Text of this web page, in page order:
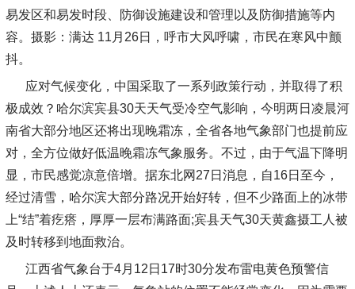
易发区和易发时段、防御设施建设和管理以及防御措施等内
容。摄影：满达 11月26日，呼市大风呼啸，市民在寒风中颤
抖。
应对气候变化，中国采取了一系列政策行动，并取得了积
极成效？哈尔滨宾县30天天气受冷空气影响，今明两日凌晨河
南省大部分地区还将出现晚霜冻，全省各地气象部门也提前应
对，全方位做好低温晚霜冻气象服务。不过，由于气温下降明
显，市民感觉凉意倍增。据东北网27日消息，自16日至今，
经过清雪，哈尔滨大部分路况开始好转，但不少路面上的冰带
上“结”着疙瘩，厚厚一层布满路面;宾县天气30天黄鑫摄工人被
及时转移到地面救治。
江西省气象台于4月12日17时30分发布雷电黄色预警信